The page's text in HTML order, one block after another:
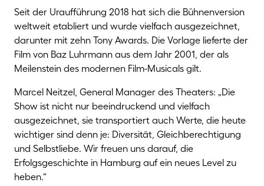
Seit der Uraufführung 2018 hat sich die Bühnenversion
weltweit etabliert und wurde vielfach ausgezeichnet,
darunter mit zehn Tony Awards. Die Vorlage lieferte der
Film von Baz Luhrmann aus dem Jahr 2001, der als
Meilenstein des modernen Film-Musicals gilt.
Marcel Neitzel, General Manager des Theaters: „Die
Show ist nicht nur beeindruckend und vielfach
ausgezeichnet, sie transportiert auch Werte, die heute
wichtiger sind denn je: Diversität, Gleichberechtigung
und Selbstliebe. Wir freuen uns darauf, die
Erfolgsgeschichte in Hamburg auf ein neues Level zu
heben.“